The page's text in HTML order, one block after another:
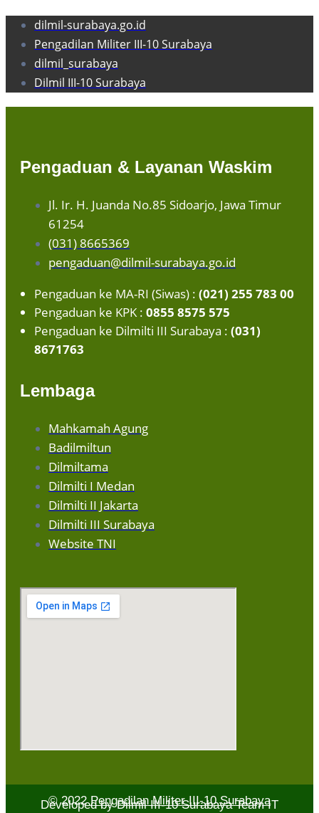
dilmil-surabaya.go.id
Pengadilan Militer III-10 Surabaya
dilmil_surabaya
Dilmil III-10 Surabaya
Pengaduan & Layanan Waskim
Jl. Ir. H. Juanda No.85 Sidoarjo, Jawa Timur
61254
(031) 8665369
pengaduan@dilmil-surabaya.go.id
Pengaduan ke MA-RI (Siwas) : (021) 255 783 00
Pengaduan ke KPK : 0855 8575 575
Pengaduan ke Dilmilti III Surabaya : (031)
8671763
Lembaga
Mahkamah Agung
Badilmiltun
Dilmiltama
Dilmilti I Medan
Dilmilti II Jakarta
Dilmilti III Surabaya
Website TNI
© 2022Pengadilan Militer III-10 Surabaya
Developed byDilmil III-10 Surabaya Team IT